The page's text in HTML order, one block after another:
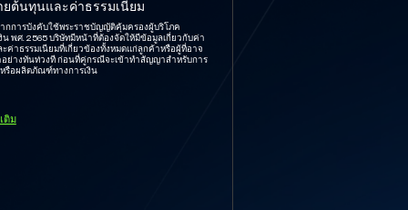
ยต้นทุนและค่าธรรมเนียม
ากการบังคับใช้พระราชบัญญัติคุ้มครองผู้บริโภค
น พ.ศ. 2565 บริษัทมีหน้าที่ต้องจัดให้มีข้อมูลเกี่ยวกับค่า
ค่าธรรมเนียมที่เกี่ยวข้องทั้งหมดแก่ลูกค้าหรือผู้ที่อาจ
อย่างทันท่วงที ก่อนที่คู่กรณีจะเข้าทำสัญญาสำหรับการ
รือผลิตภัณฑ์ทางการเงิน
ติม